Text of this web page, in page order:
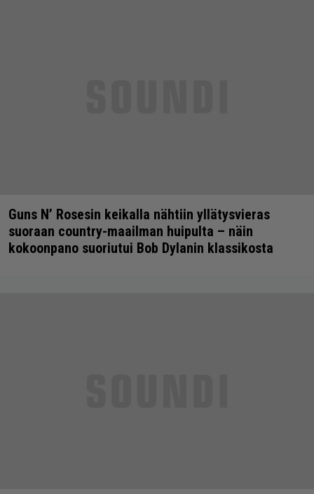
Guns N’ Rosesin keikalla nähtiin yllätysvieras
suoraan country-maailman huipulta – näin
kokoonpano suoriutui Bob Dylanin klassikosta